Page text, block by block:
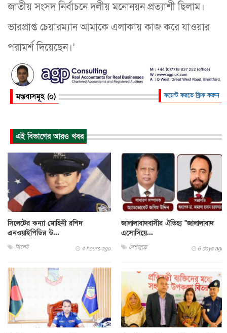
জাতীয় সংসদ নির্বাচনে দলীয় মনোনয়ন প্রত্যাশী ছিলাম।
ভারপ্রাপ্ত চেয়ারম্যান আমাকে এলাকায় কাজ করে যাওয়ার
পরামর্শ দিয়েছেন।’
মন্তব্যসমূহ (০) কমেন্ট করতে ক্লিক করুন
এই বিভাগের আরও খবর
সিলেটের কন্যা মোহিনী রশিদ
এনওয়াইপিডির উ...
সিলেট 4 hours ago
জালালাবাদবাসীর ঐতিহ্য "জালালাবাদ
এসোসিয়ে...
দেশজুড়ে 6 days ago